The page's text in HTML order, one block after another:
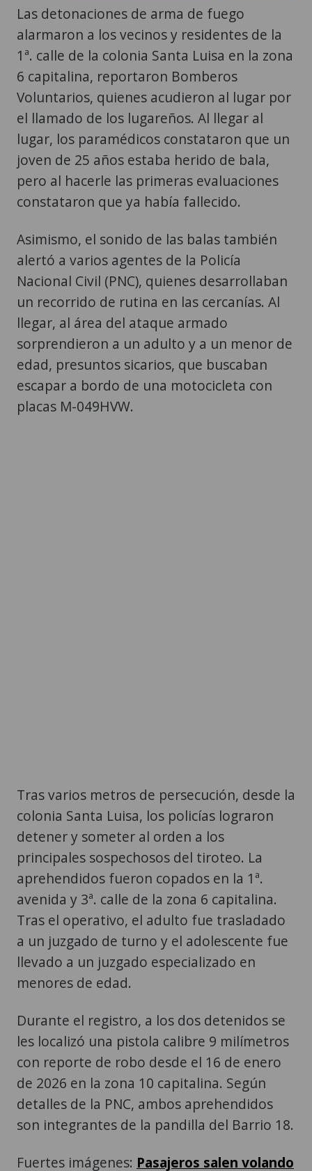
Las detonaciones de arma de fuego
alarmaron a los vecinos y residentes de la
1ª. calle de la colonia Santa Luisa en la zona
6 capitalina, reportaron Bomberos
Voluntarios, quienes acudieron al lugar por
el llamado de los lugareños. Al llegar al
lugar, los paramédicos constataron que un
joven de 25 años estaba herido de bala,
pero al hacerle las primeras evaluaciones
constataron que ya había fallecido.
Asimismo, el sonido de las balas también
alertó a varios agentes de la Policía
Nacional Civil (PNC), quienes desarrollaban
un recorrido de rutina en las cercanías. Al
llegar, al área del ataque armado
sorprendieron a un adulto y a un menor de
edad, presuntos sicarios, que buscaban
escapar a bordo de una motocicleta con
placas M-049HVW.
Tras varios metros de persecución, desde la
colonia Santa Luisa, los policías lograron
detener y someter al orden a los
principales sospechosos del tiroteo. La
aprehendidos fueron copados en la 1ª.
avenida y 3ª. calle de la zona 6 capitalina.
Tras el operativo, el adulto fue trasladado
a un juzgado de turno y el adolescente fue
llevado a un juzgado especializado en
menores de edad.
Durante el registro, a los dos detenidos se
les localizó una pistola calibre 9 milímetros
con reporte de robo desde el 16 de enero
de 2026 en la zona 10 capitalina. Según
detalles de la PNC, ambos aprehendidos
son integrantes de la pandilla del Barrio 18.
Fuertes imágenes: Pasajeros salen volando